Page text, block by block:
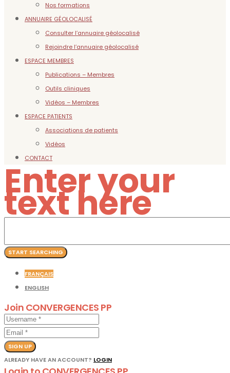
Nos formations
ANNUAIRE GÉOLOCALISÉ
Consulter l’annuaire géolocalisé
Rejoindre l’annuaire géolocalisé
ESPACE MEMBRES
Publications – Membres
Outils cliniques
Vidéos – Membres
ESPACE PATIENTS
Associations de patients
Vidéos
CONTACT
Enter your
text here
FRANÇAIS
ENGLISH
Join CONVERGENCES PP
SIGN UP
ALREADY HAVE AN ACCOUNT? LOGIN